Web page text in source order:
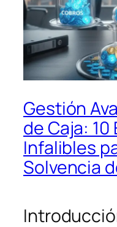
Gestión
de Caja:
Infalibles
Solvencia